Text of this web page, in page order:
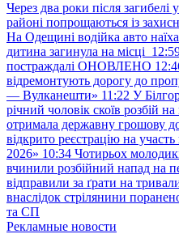
Через два роки після загибелі
районі попрощаються із
На Одещині водійка авто
дитина загинула на місці
постраждалі ОНОВЛЕНО
відремонтують дорогу до
— Вулканешти» 11:22 У
річний чоловік скоїв розбій
отримала державну грошову
відкрито реєстрацію на
2026» 10:34 Чотирьох
вчинили розбійний напад на
відправили за ґрати на
внаслідок стрілянини
та СП
Рекламные новости